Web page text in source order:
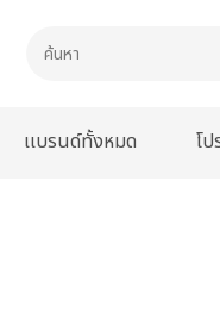
เเบรนด์ทั้งหมด โป